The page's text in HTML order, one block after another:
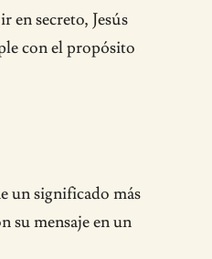
en secreto, Jesús
con el propósito
un significado más
su mensaje en un